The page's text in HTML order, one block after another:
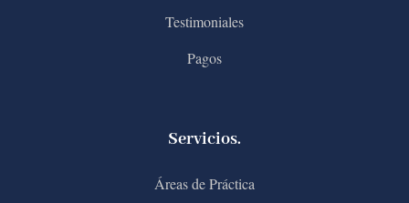
Testimoniales
Pagos
Servicios.
Áreas de Práctica